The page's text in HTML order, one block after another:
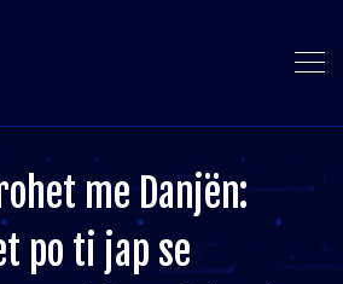
me Danjën:
po ti jap se